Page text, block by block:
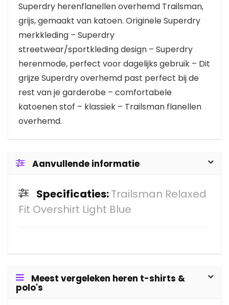
Superdry herenflanellen overhemd Trailsman,
grijs, gemaakt van katoen. Originele Superdry
merkkleding – Superdry
streetwear/sportkleding design – Superdry
herenmode, perfect voor dagelijks gebruik – Dit
grijze Superdry overhemd past perfect bij de
rest van je garderobe – comfortabele
katoenen stof – klassiek – Trailsman flanellen
overhemd.
Aanvullende informatie
Specificaties:Trailsman Relaxed
Fit Overshirt Light Blue
Meest vergeleken heren t-shirts &
polo's